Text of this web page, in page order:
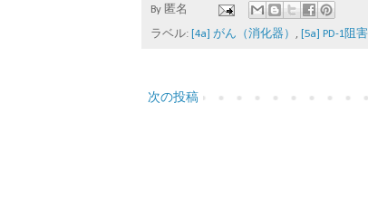
By 匿名
ラベル: [4a] がん（消化器） , [5a] PD-1阻害
次の投稿